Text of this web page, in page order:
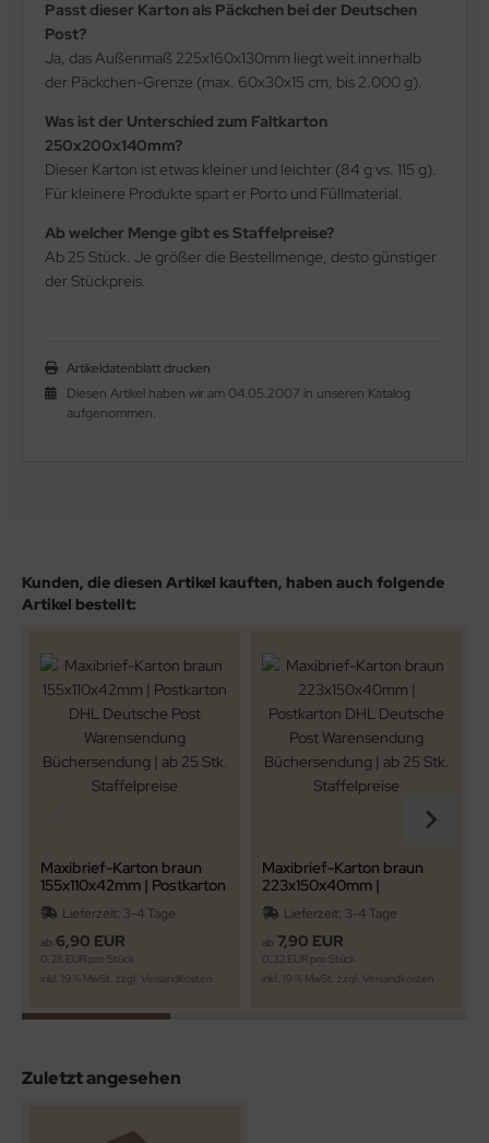
Passt dieser Karton als Päckchen bei der Deutschen
Post?
Ja, das Außenmaß 225x160x130mm liegt weit innerhalb
der Päckchen-Grenze (max. 60x30x15 cm, bis 2.000 g).
Was ist der Unterschied zum Faltkarton
250x200x140mm?
Dieser Karton ist etwas kleiner und leichter (84 g vs. 115 g).
Für kleinere Produkte spart er Porto und Füllmaterial.
Ab welcher Menge gibt es Staffelpreise?
Ab 25 Stück. Je größer die Bestellmenge, desto günstiger
der Stückpreis.
Artikeldatenblatt drucken
Diesen Artikel haben wir am 04.05.2007 in unseren Katalog
aufgenommen.
Kunden, die diesen Artikel kauften, haben auch folgende
Artikel bestellt:
Maxibrief-Karton braun
155x110x42mm | Postkarton
Warensendung
Büchersendung | ab 25
Stk. Staffelpreise
Lieferzeit: 3-4 Tage
ab 6,90 EUR
0,28 EUR pro Stück
inkl. 19 % MwSt. zzgl. Versandkosten
Maxibrief-Karton braun
223x150x40mm |
Post Warensendung
Büchersendung | ab 25
Stk. Staffelpreise
Lieferzeit: 3-4 Tage
ab 7,90 EUR
0,32 EUR pro Stück
inkl. 19 % MwSt. zzgl. Versandkosten
Zuletzt angesehen